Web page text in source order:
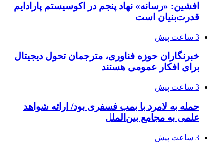
افشین: «رسانه» نهاد پنجم در اکوسیستم پارادایم
قدرت‌بنیان است
3 ساعت پیش
خبرنگاران حوزه فناوری، مترجمان تحول دیجیتال
برای افکار عمومی هستند
3 ساعت پیش
حمله به لامرد با بمب فسفری بود/ ارائه شواهد
علمی به مجامع بین‌الملل
3 ساعت پیش